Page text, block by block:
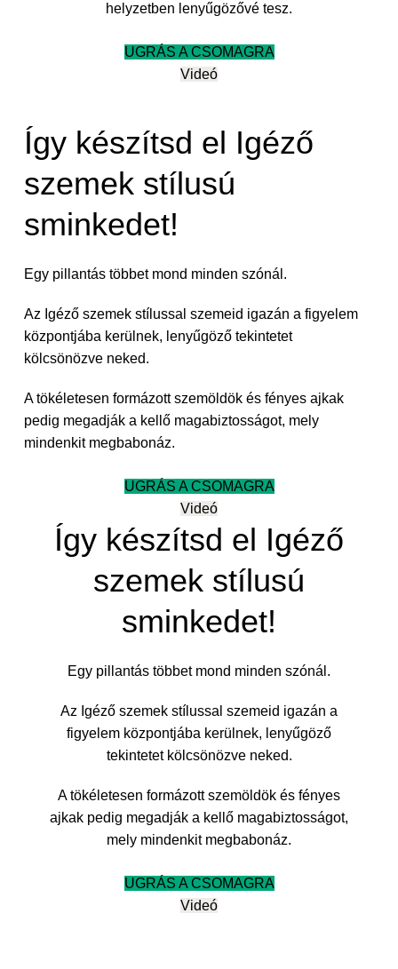
helyzetben lenyűgözővé tesz.
UGRÁS A CSOMAGRA
Videó
Így készítsd el Igéző
szemek stílusú
sminkedet!
Egy pillantás többet mond minden szónál.
Az Igéző szemek stílussal szemeid igazán a figyelem
központjába kerülnek, lenyűgöző tekintetet
kölcsönözve neked.
A tökéletesen formázott szemöldök és fényes ajkak
pedig megadják a kellő magabiztosságot, mely
mindenkit megbabonáz.
UGRÁS A CSOMAGRA
Videó
Így készítsd el Igéző
szemek stílusú
sminkedet!
Egy pillantás többet mond minden szónál.
Az Igéző szemek stílussal szemeid igazán a
figyelem központjába kerülnek, lenyűgöző
tekintetet kölcsönözve neked.
A tökéletesen formázott szemöldök és fényes
ajkak pedig megadják a kellő magabiztosságot,
mely mindenkit megbabonáz.
UGRÁS A CSOMAGRA
Videó